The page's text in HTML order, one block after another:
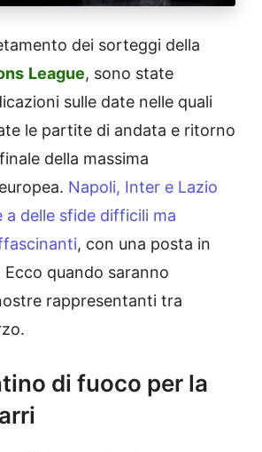
dei sorteggi della
League, sono state
sulle date nelle quali
le partite di andata e ritorno
della massima
Napoli, Inter e Lazio
a delle sfide difficili ma
, con una posta in
Ecco quando saranno
rappresentanti tra
di fuoco per la